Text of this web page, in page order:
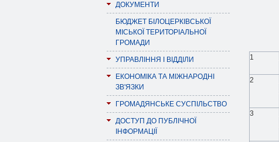
ДОКУМЕНТИ
БЮДЖЕТ БІЛОЦЕРКІВСЬКОЇ
МІСЬКОЇ ТЕРИТОРІАЛЬНОЇ
ГРОМАДИ
УПРАВЛІННЯ І ВІДДІЛИ
ЕКОНОМІКА ТА МІЖНАРОДНІ
ЗВ'ЯЗКИ
ГРОМАДЯНСЬКЕ СУСПІЛЬСТВО
ДОСТУП ДО ПУБЛІЧНОЇ
ІНФОРМАЦІЇ
1
2
3